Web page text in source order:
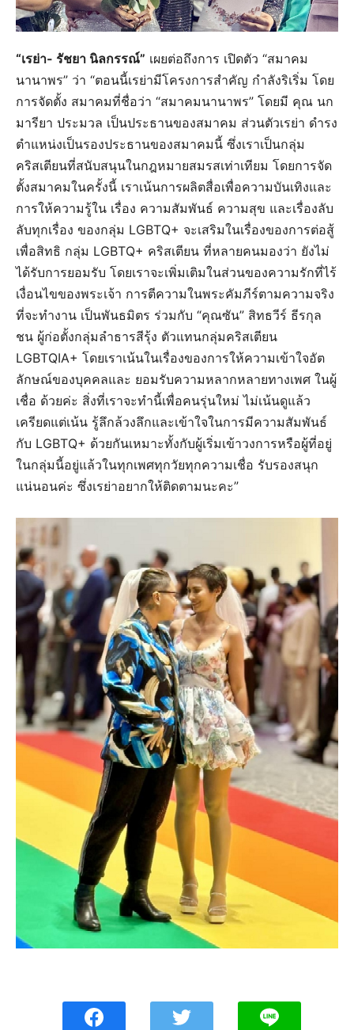
“เรย่า- รัชยา นิลกรรณ์” เผยต่อถึงการ เปิดตัว “สมาคม
นานาพร” ว่า “ตอนนี้เรย่ามีโครงการสำคัญ กำลังริเริ่ม โดย
การจัดตั้ง สมาคมที่ชื่อว่า “สมาคมนานาพร” โดยมี คุณ นก
มารียา ประมวล เป็นประธานของสมาคม ส่วนตัวเรย่า ดำรง
ตำแหน่งเป็นรองประธานของสมาคมนี้ ซึ่งเราเป็นกลุ่ม
คริสเตียนที่สนับสนุนในกฎหมายสมรสเท่าเทียม โดยการจัด
ตั้งสมาคมในครั้งนี้ เราเน้นการผลิตสื่อเพื่อความบันเทิงและ
การให้ความรู้ใน เรื่อง ความสัมพันธ์ ความสุข และเรื่องลับ
ลับทุกเรื่อง ของกลุ่ม LGBTQ+ จะเสริมในเรื่องของการต่อสู้
เพื่อสิทธิ กลุ่ม LGBTQ+ คริสเตียน ที่หลายคนมองว่า ยังไม่
ได้รับการยอมรับ โดยเราจะเพิ่มเติมในส่วนของความรักที่ไร้
เงื่อนไขของพระเจ้า การตีความในพระคัมภีร์ตามความจริง
ที่จะทำงาน เป็นพันธมิตร ร่วมกับ “คุณซัน” สิทธวีร์ ธีรกุล
ชน ผู้ก่อตั้งกลุ่มลำธารสีรุ้ง ตัวแทนกลุ่มคริสเตียน
LGBTQIA+ โดยเราเน้นในเรื่องของการให้ความเข้าใจอัต
ลักษณ์ของบุคคลและ ยอมรับความหลากหลายทางเพศ ในผู้
เชื่อ ด้วยค่ะ สิ่งที่เราจะทำนี้เพื่อคนรุ่นใหม่ ไม่เน้นดูแล้ว
เครียดแต่เน้น รู้ลึกล้วงลึกและเข้าใจในการมีความสัมพันธ์
กับ LGBTQ+ ด้วยกันเหมาะทั้งกับผู้เริ่มเข้าวงการหรือผู้ที่อยู่
ในกลุ่มนี้อยู่แล้วในทุกเพศทุกวัยทุกความเชื่อ รับรองสนุก
แน่นอนค่ะ ซึ่งเรย่าอยากให้ติดตามนะคะ”